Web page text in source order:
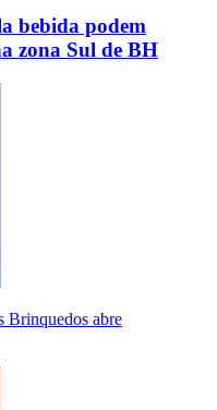
bebida podem
zona Sul de BH
Brinquedos abre